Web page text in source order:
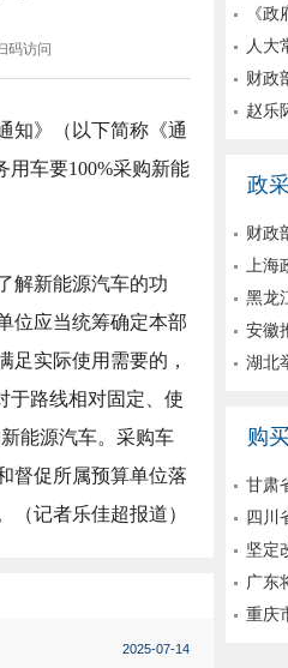
码访问
知》（以下简称《通
用车要100%采购新能
解新能源汽车的功
位应当统筹确定本部
足实际使用需要的，
于路线相对固定、使
能源汽车。采购车
督促所属预算单位落
记者乐佳超报道）
2025-07-14
《
人大
财政
赵乐
政
财政
上海
黑龙
安徽
湖北
购
甘肃
四川
坚定
广东
重庆